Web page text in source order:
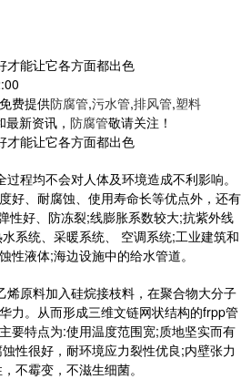
才能让它各方面都出色
费提供防腐管,污水管,排风管,塑料
新资讯， 防腐管敬请关注！
才能让它各方面都出色
过程均不会对人体及环境造成不利影响。
好、耐腐蚀、使用寿命长等优点外，还有
性好、防冻裂;线膨胀系数较大;抗紫外线
系统、采暖系统、 空调系统;工业建筑和
蚀性液体;海边设施中的给水管道。
烯原料加入硅烷接枝料，在聚合物大分子
力。从而形成三维文链网状结构的frpp管
要特点为:使用温度范围宽;质地坚实而有
性很好，耐环境应力裂性优良;内壁张力
不霉变，不滋生细菌。